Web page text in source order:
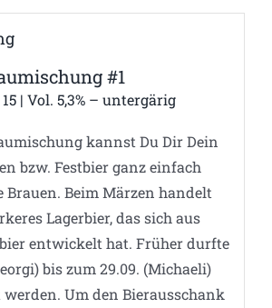
#1
| Vol. 5,3% – untergärig
kannst Du Dir Dein
bzw. Festbier ganz einfach
Brauen. Beim Märzen handelt
Lagerbier, das sich aus
entwickelt hat. Früher durfte
bis zum 29.09. (Michaeli)
Um den Bierausschank